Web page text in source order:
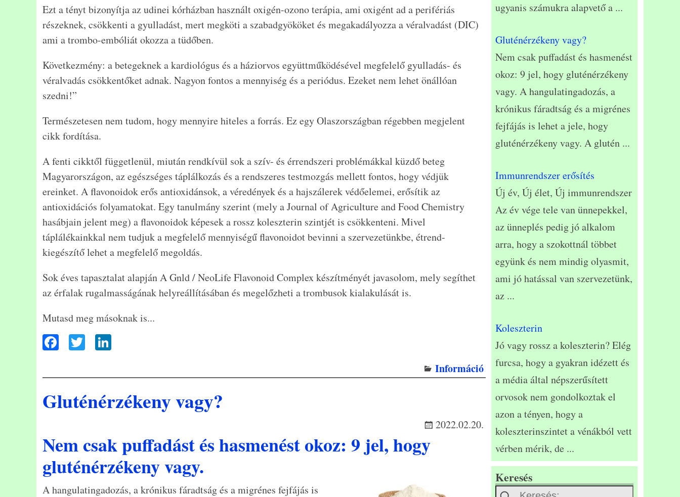
Ezt a tényt bizonyítja az udinei kórházban használt oxigén-ozono terápia, ami oxigént ad a perifériás
részeknek, csökkenti a gyulladást, mert megköti a szabadgyököket és megakadályozza a véralvadást (DIC)
ami a trombo-embóliát okozza a tüdőben.
Következmény: a betegeknek a kardiológus és a háziorvos együttműködésével megfelelő gyulladás- és
véralvadás csökkentőket adnak. Nagyon fontos a mennyiség és a periódus. Ezeket nem lehet önállóan
szedni!”
Természetesen nem tudom, hogy mennyire hiteles a forrás. Ez egy Olaszországban régebben megjelent
cikk fordítása.
A fenti cikktől függetlenül, miután rendkívül sok a szív- és érrendszeri problémákkal küzdő beteg
Magyarországon, az egészséges táplálkozás és a rendszeres testmozgás mellett fontos, hogy védjük
ereinket. A flavonoidok erős antioxidánsok, a véredények és a hajszálerek védőelemei, erősítik az
antioxidációs folyamatokat. Egy tanulmány szerint (mely a Journal of Agriculture and Food Chemistry
hasábjain jelent meg) a flavonoidok képesek a rossz koleszterin szintjét is csökkenteni. Mivel
táplálékainkkal nem tudjuk a megfelelő mennyiségű flavonoidot bevinni a szervezetünkbe, étrend-
kiegészítő lehet a megfelelő megoldás.
Sok éves tapasztalat alapján A Gnld / NeoLife Flavonoid Complex készítményét javasolom, mely segíthet
az érfalak rugalmasságának helyreállításában és megelőzheti a trombusok kialakulását is.
Mutasd meg másoknak is...
ac
eb
oo
k
T
wi
tt
er
ke
n
Információ
Gluténérzékeny vagy?
2022.02.20.
Nem csak puffadást és hasmenést okoz: 9 jel, hogy
gluténérzékeny vagy.
A hangulatingadozás, a krónikus fáradtság és a migrénes fejfájás is
ugyanis számukra alapvető a ...
Gluténérzékeny vagy?
Nem csak puffadást és hasmenést
okoz: 9 jel, hogy gluténérzékeny
vagy. A hangulatingadozás, a
krónikus fáradtság és a migrénes
fejfájás is lehet a jele, hogy
gluténérzékeny vagy. A glutén ...
Immunrendszer erősítés
Új év, Új élet, Új immunrendszer
Az év vége tele van ünnepekkel,
az ünneplés pedig jó alkalom
arra, hogy a szokottnál többet
együnk és nem mindig olyasmit,
ami jó hatással van szervezetünk,
az ...
Koleszterin
Jó vagy rossz a koleszterin? Elég
furcsa, hogy a gyakran idézett és
a média által népszerűsített
orvosok nem gondolkoztak el
azon a tényen, hogy a
koleszterinszintet a vénákból vett
vérben mérik, de ...
Keresés